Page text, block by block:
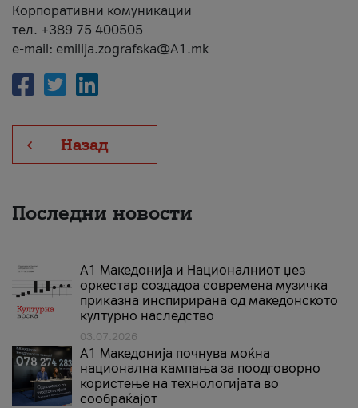
Корпоративни комуникации
тел. +389 75 400505
e-mail: emilija.zografska@A1.mk
Назад
Последни новости
А1 Македонија и Националниот џез
оркестар создадоа современа музичка
приказна инспирирана од македонското
културно наследство
03.07.2026
A1 Македонија почнува моќна
национална кампања за поодговорно
користење на технологијата во
сообраќајот